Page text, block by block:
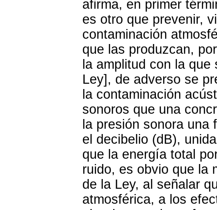
afirma, en primer
es otro que prevenir,
contaminación
que las produzcan,
la amplitud con la
Ley], de adverso se
la contaminación
sonoros que una
la presión sonora
el decibelio (dB),
que la energía total
ruido, es obvio que la
de la Ley, al señalar
atmosférica, a los